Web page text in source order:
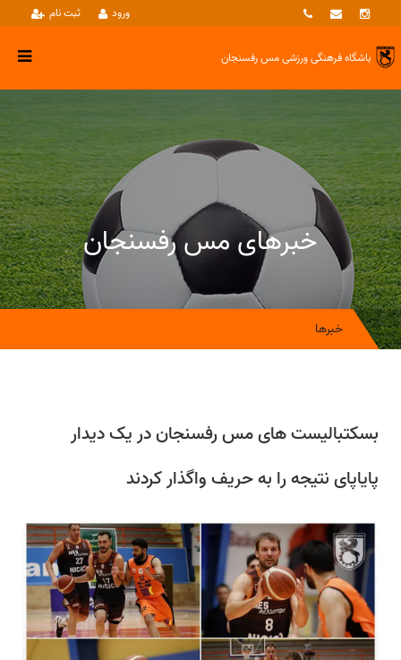
ثبت نام ورود
باشگاه فرهنگی ورزشیمس رفسنجان
خبرهای مس رفسنجان
خبرها
بسکتبالیست های مس رفسنجان در یک دیدار
پایاپای نتیجه را به حریف واگذار کردند